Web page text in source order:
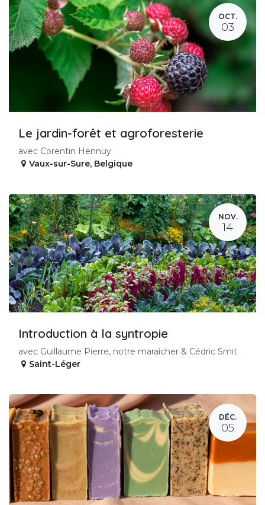
OCT.
03
Le jardin-forêt et agroforesterie
avec Corentin Hennuy
Vaux-sur-Sure, Belgique
NOV.
14
Introduction à la syntropie
avec Guillaume Pierre, notre maraîcher & Cédric Smit
Saint-Léger
DÉC.
05